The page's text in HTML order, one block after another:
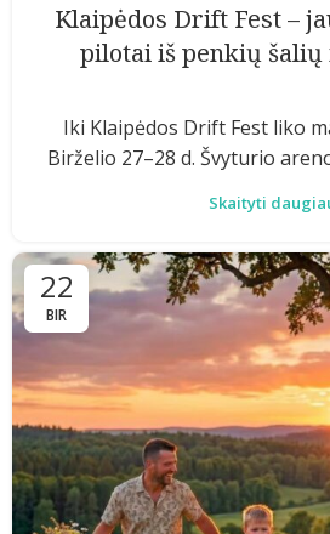
Klaipėdos Drift Fest –
pilotai iš penkių
Iki Klaipėdos Drift Fest liko
Birželio 27–28 d. Švyturio
Skaityti
22
BIR